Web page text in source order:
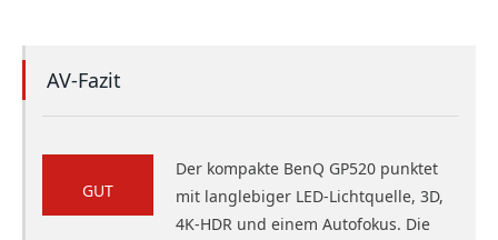
AV-Fazit
GUT
Der kompakte BenQ GP520 punktet
mit langlebiger LED-Lichtquelle, 3D,
4K-HDR und einem Autofokus. Die